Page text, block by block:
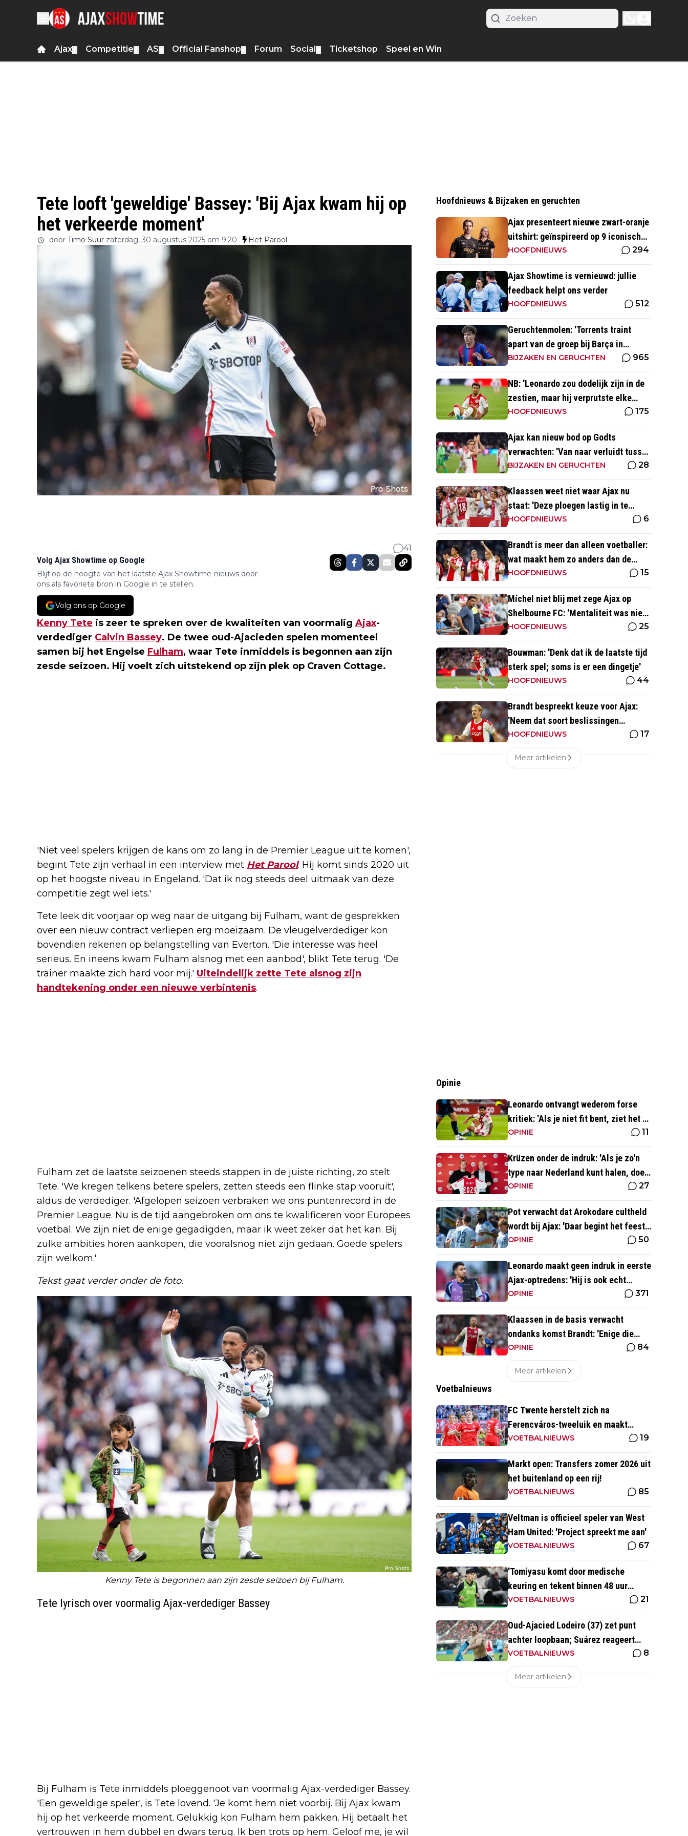
Ajax Competitie AS Official Fanshop Forum Social Ticketshop Speel en Win
Tete looft 'geweldige' Bassey: 'Bij Ajax kwam hij op
het verkeerde moment'
door Timo Suur zaterdag, 30 augustus 2025 om 9:20 Het Parool
41
Volg Ajax Showtime op Google
Blijf op de hoogte van het laatste Ajax Showtime-nieuws door
ons als favoriete bron in Google in te stellen.
Volg ons op Google
Kenny Tete is zeer te spreken over de kwaliteiten van voormalig Ajax-
verdediger Calvin Bassey. De twee oud-Ajacieden spelen momenteel
samen bij het Engelse Fulham, waar Tete inmiddels is begonnen aan zijn
zesde seizoen. Hij voelt zich uitstekend op zijn plek op Craven Cottage.
'Niet veel spelers krijgen de kans om zo lang in de Premier League uit te komen',
begint Tete zijn verhaal in een interview met Het Parool. Hij komt sinds 2020 uit
op het hoogste niveau in Engeland. 'Dat ik nog steeds deel uitmaak van deze
competitie zegt wel iets.'
Tete leek dit voorjaar op weg naar de uitgang bij Fulham, want de gesprekken
over een nieuw contract verliepen erg moeizaam. De vleugelverdediger kon
bovendien rekenen op belangstelling van Everton. 'Die interesse was heel
serieus. En ineens kwam Fulham alsnog met een aanbod', blikt Tete terug. 'De
trainer maakte zich hard voor mij.' Uiteindelijk zette Tete alsnog zijn
handtekening onder een nieuwe verbintenis.
Fulham zet de laatste seizoenen steeds stappen in de juiste richting, zo stelt
Tete. 'We kregen telkens betere spelers, zetten steeds een flinke stap vooruit',
aldus de verdediger. 'Afgelopen seizoen verbraken we ons puntenrecord in de
Premier League. Nu is de tijd aangebroken om ons te kwalificeren voor Europees
voetbal. We zijn niet de enige gegadigden, maar ik weet zeker dat het kan. Bij
zulke ambities horen aankopen, die vooralsnog niet zijn gedaan. Goede spelers
zijn welkom.'
Tekst gaat verder onder de foto.
Kenny Tete is begonnen aan zijn zesde seizoen bij Fulham.
Tete lyrisch over voormalig Ajax-verdediger Bassey
Bij Fulham is Tete inmiddels ploeggenoot van voormalig Ajax-verdediger Bassey.
'Een geweldige speler', is Tete lovend. 'Je komt hem niet voorbij. Bij Ajax kwam
hij op het verkeerde moment. Gelukkig kon Fulham hem pakken. Hij betaalt het
vertrouwen in hem dubbel en dwars terug. Ik ben trots op hem. Geloof me, je wil
Hoofdnieuws & Bijzaken en geruchten
Ajax presenteert nieuwe zwart-oranje
uitshirt: geïnspireerd op 9 iconische
momenten uit clubhistorie
HOOFDNIEUWS 294
Ajax Showtime is vernieuwd: jullie
feedback helpt ons verder
HOOFDNIEUWS 512
Geruchtenmolen: 'Torrents traint
apart van de groep bij Barça in
verband met mogelijke transfer'
BIJZAKEN EN GERUCHTEN 965
NB: 'Leonardo zou dodelijk zijn in de
zestien, maar hij verprutste elke
kans'
HOOFDNIEUWS 175
Ajax kan nieuw bod op Godts
verwachten: 'Van naar verluidt tussen
de 50 en 55 miljoen euro'
BIJZAKEN EN GERUCHTEN 28
Klaassen weet niet waar Ajax nu
staat: 'Deze ploegen lastig in te
schatten ten opzichte van Eredivisie'
HOOFDNIEUWS 6
Brandt is meer dan alleen voetballer:
wat maakt hem zo anders dan de
'gemiddelde' voetballer?
HOOFDNIEUWS 15
Míchel niet blij met zege Ajax op
Shelbourne FC: 'Mentaliteit was niet
goed genoeg in de slotfase'
HOOFDNIEUWS 25
Bouwman: 'Denk dat ik de laatste tijd
sterk spel; soms is er een dingetje'
HOOFDNIEUWS 44
Brandt bespreekt keuze voor Ajax:
'Neem dat soort beslissingen
eigenlijk niet met mijn hoofd'
HOOFDNIEUWS 17
Meer artikelen
Opinie
Leonardo ontvangt wederom forse
kritiek: 'Als je niet fit bent, ziet het er
best wel slecht uit'
OPINIE 11
Krüzen onder de indruk: 'Als je zo'n
type naar Nederland kunt halen, doe
je iets goed'
OPINIE 27
Pot verwacht dat Arokodare cultheld
wordt bij Ajax: 'Daar begint het feest
eigenlijk al'
OPINIE 50
Leonardo maakt geen indruk in eerste
Ajax-optredens: 'Hij is ook echt
langzaam'
OPINIE 371
Klaassen in de basis verwacht
ondanks komst Brandt: 'Enige die
daar goed kan spelen'
OPINIE 84
Meer artikelen
Voetbalnieuws
FC Twente herstelt zich na
Ferencváros-tweeluik en maakt
gehakt van Slowaakse opponent
VOETBALNIEUWS 19
Markt open: Transfers zomer 2026 uit
het buitenland op een rij!
VOETBALNIEUWS 85
Veltman is officieel speler van West
Ham United: 'Project spreekt me aan'
VOETBALNIEUWS 67
'Tomiyasu komt door medische
keuring en tekent binnen 48 uur
contract bij nieuwe club'
VOETBALNIEUWS 21
Oud-Ajacied Lodeiro (37) zet punt
achter loopbaan; Suárez reageert
emotioneel
VOETBALNIEUWS 8
Meer artikelen